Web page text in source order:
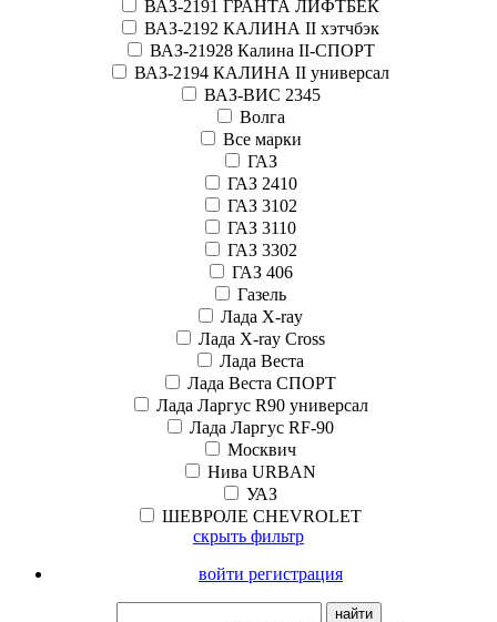
ВАЗ-2191 ГРАНТА ЛИФТБЕК
ВАЗ-2192 КАЛИНА II хэтчбэк
ВАЗ-21928 Калина II-СПОРТ
ВАЗ-2194 КАЛИНА II универсал
ВАЗ-ВИС 2345
Волга
Все марки
ГАЗ
ГАЗ 2410
ГАЗ 3102
ГАЗ 3110
ГАЗ 3302
ГАЗ 406
Газель
Лада X-ray
Лада X-ray Cross
Лада Веста
Лада Веста СПОРТ
Лада Ларгус R90 универсал
Лада Ларгус RF-90
Москвич
Нива URBAN
УАЗ
ШЕВРОЛЕ CHEVROLET
скрыть фильтр
войти регистрация
найти